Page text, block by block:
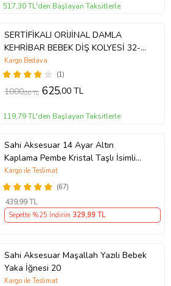
517,30 TL'den Başlayan Taksitlerle
SERTİFİKALI ORİJİNAL DAMLA
KEHRİBAR BEBEK DİŞ KOLYESİ 32-
33 cm 0-3 YAŞ
(1)
Kargo Bedava
1000,00 TL 625,00 TL
119,79 TL'den Başlayan Taksitlerle
Sahi Aksesuar 14 Ayar Altın
Kaplama Pembe Kristal Taşlı İsimli
Kız Bebek Yaka İğnesi 47
(67)
Kargo ile Teslimat
439,99 TL
Sepette %25 İndirim 329,99 TL
Sahi Aksesuar Maşallah Yazılı Bebek
Yaka İğnesi 20
Kargo ile Teslimat